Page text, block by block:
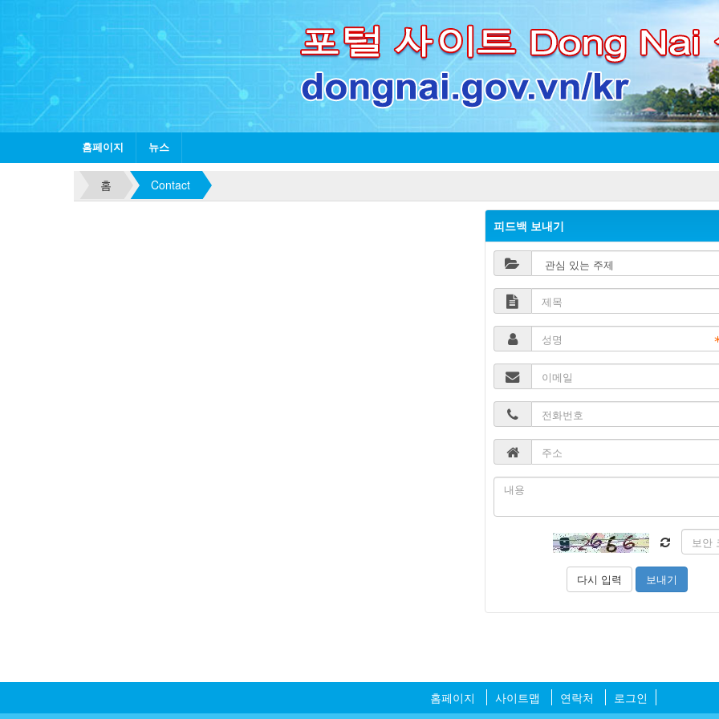
홈페이지 뉴스
홈 Contact
피드백 보내기
홈페이지 사이트맵 연락처 로그인